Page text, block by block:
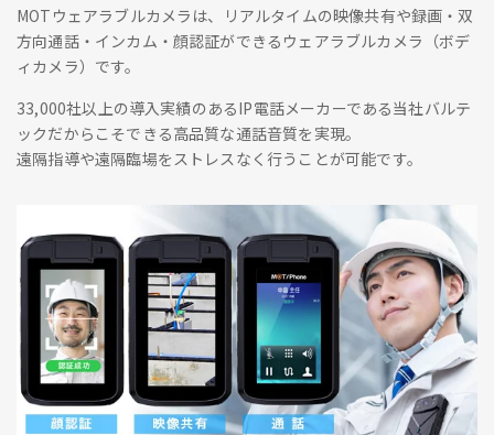
MOTウェアラブルカメラは、リアルタイムの映像共有や録画・双
方向通話・インカム・顔認証ができるウェアラブルカメラ（ボデ
ィカメラ）です。
33,000社以上の導入実績のあるIP電話メーカーである当社バルテ
ックだからこそできる高品質な通話音質を実現。
遠隔指導や遠隔臨場をストレスなく行うことが可能です。